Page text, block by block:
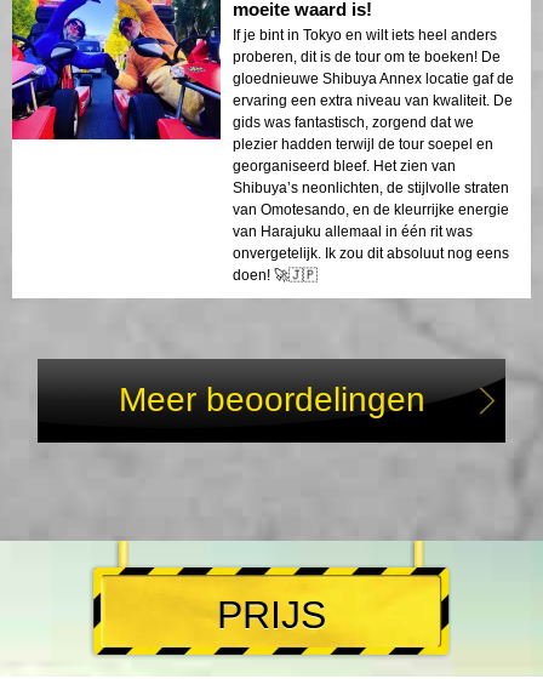
moeite waard is!
If je bint in Tokyo en wilt iets heel anders
proberen, dit is de tour om te boeken! De
gloednieuwe Shibuya Annex locatie gaf de
ervaring een extra niveau van kwaliteit. De
gids was fantastisch, zorgend dat we
plezier hadden terwijl de tour soepel en
georganiseerd bleef. Het zien van
Shibuya’s neonlichten, de stijlvolle straten
van Omotesando, en de kleurrijke energie
van Harajuku allemaal in één rit was
onvergetelijk. Ik zou dit absoluut nog eens
doen! 🚀🇯🇵
Meer beoordelingen
PRIJS